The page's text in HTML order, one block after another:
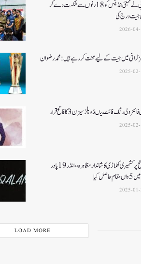
آرسی بی نے ممبئی انڈینس کو 18 رنوں سے شکست دے کر
درج کی
ٹرافی میں جیت کے لیے محنت کر رہے ہیں :محمد رضوان
دلی رنگ فائٹ میںڈویلز سیزن 3کا فاتح قرار
قومی سطح پر کشمیری کھلاڑی کا شاندار مظاہرہ،،انڈر19پاور
کیا
LOAD MORE